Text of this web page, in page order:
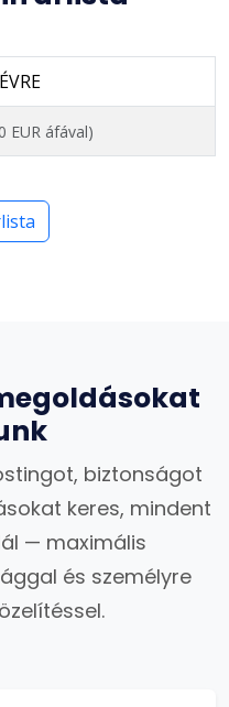
EUR áfával)
biztonságot
keres, mindent
— maximális
és személyre